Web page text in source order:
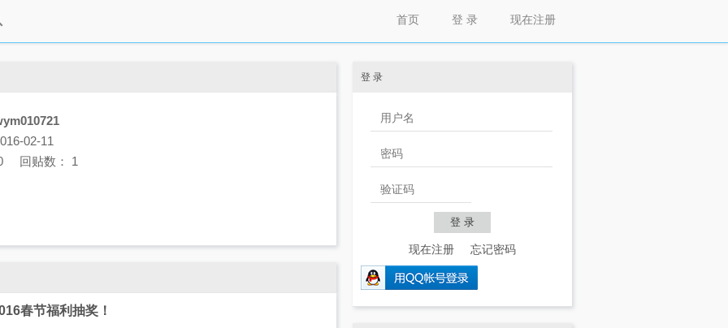
现在注册
登 录
首页
02-11
回贴数： 1
春节福利抽奖！
登 录
现在注册 忘记密码